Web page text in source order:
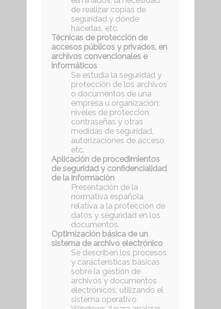
de realizar copias de
seguridad y dónde
hacerlas, etc.
Técnicas de protección de
accesos públicos y privados, en
archivos convencionales e
informáticos
Se estudia la seguridad y
protección de los archivos
o documentos de una
empresa u organización:
niveles de protección,
contraseñas y otras
medidas de seguridad,
autorizaciones de acceso,
etc.
Aplicación de procedimientos
de seguridad y confidencialidad
de la información
Presentación de la
normativa española
relativa a la protección de
datos y seguridad en los
documentos.
Optimización básica de un
sistema de archivo electrónico
Se describen los procesos
y características básicas
sobre la gestión de
archivos y documentos
electrónicos, utilizando el
sistema operativo